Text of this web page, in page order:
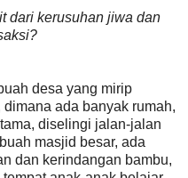
dari kerusuhan jiwa dan
desa yang mirip
ada banyak rumah,
diselingi jalan-jalan
masjid besar, ada
dan kerindangan bambu,